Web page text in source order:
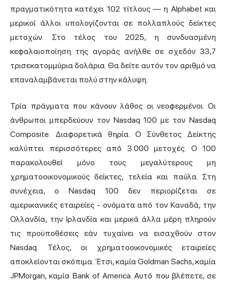
πραγματικότητα κατέχει 102 τίτλους — η Alphabet και
μερικοί άλλοι υπολογίζονται σε πολλαπλούς δείκτες
μετοχών. Στο τέλος του 2025, η συνδυασμένη
κεφαλαιοποίηση της αγοράς ανήλθε σε σχεδόν 33,7
τρισεκατομμύρια δολάρια. Θα δείτε αυτόν τον αριθμό να
επαναλαμβάνεται πολύ στην κάλυψη.
Τρία πράγματα που κάνουν λάθος οι νεοφερμένοι. Οι
άνθρωποι μπερδεύουν τον Nasdaq 100 με τον Nasdaq
Composite. Διαφορετικά θηρία. Ο Σύνθετος Δείκτης
καλύπτει περισσότερες από 3.000 μετοχές. Ο 100
παρακολουθεί μόνο τους μεγαλύτερους μη
χρηματοοικονομικούς δείκτες, τελεία και παύλα. Στη
συνέχεια, ο Nasdaq 100 δεν περιορίζεται σε
αμερικανικές εταιρείες - ονόματα από τον Καναδά, την
Ολλανδία, την Ιρλανδία και μερικά άλλα μέρη πληρούν
τις προϋποθέσεις εάν τυχαίνει να εισαχθούν στον
Nasdaq. Τέλος, οι χρηματοοικονομικές εταιρείες
αποκλείονται σκόπιμα. Έτσι, καμία Goldman Sachs, καμία
JPMorgan, καμία Bank of America. Αυτό που βλέπετε, σε